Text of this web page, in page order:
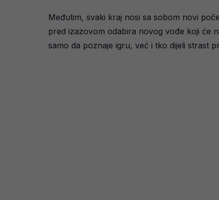
Međutim, svaki kraj nosi sa sobom novi
pred izazovom odabira novog vođe koji će
samo da poznaje igru, već i tko dijeli strast